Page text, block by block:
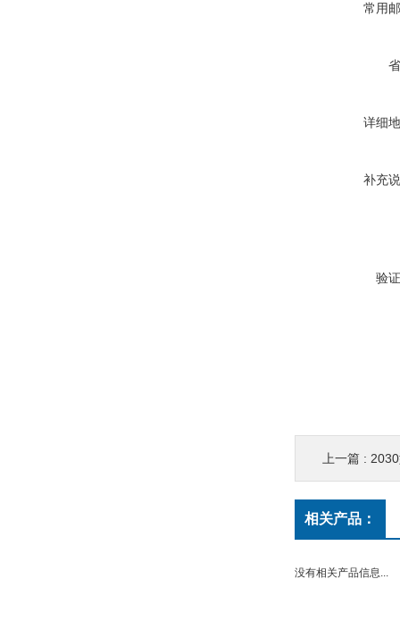
常用
详细
补充
验
上一篇 : 2030型
相关产品：
没有相关产品信息...